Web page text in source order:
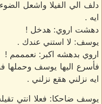
دلف الي الفيلا واشعل
ايه .
دهشت اروي: هدخل !
يوسف: لا استني عندك .
اروي بدهشه اكبر: نعمممم !
فأسرع اليها يوسف
ايه نزلني هقع نزلني .
يوسف ضاحكا: فعلا انتي